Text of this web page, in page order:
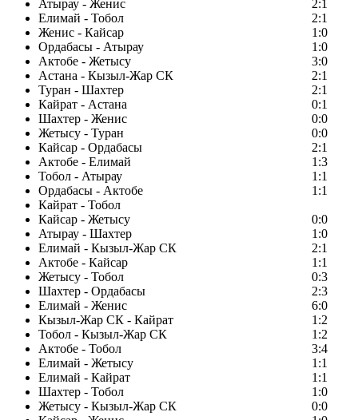
Атырау - Женис
2:1
Елимай - Тобол
2:1
Женис - Кайсар
1:0
Ордабасы - Атырау
1:0
Актобе - Жетысу
3:0
Астана - Кызыл-Жар СК
2:1
Туран - Шахтер
2:1
Кайрат - Астана
0:1
Шахтер - Женис
0:0
Жетысу - Туран
0:0
Кайсар - Ордабасы
2:1
Актобе - Елимай
1:3
Тобол - Атырау
1:1
Ордабасы - Актобе
1:1
Кайрат - Тобол
Кайсар - Жетысу
0:0
Атырау - Шахтер
1:0
Елимай - Кызыл-Жар СК
2:1
Актобе - Кайсар
1:1
Жетысу - Тобол
0:3
Шахтер - Ордабасы
2:3
Елимай - Женис
6:0
Кызыл-Жар СК - Кайрат
1:2
Тобол - Кызыл-Жар СК
1:2
Актобе - Тобол
3:4
Елимай - Жетысу
1:1
Елимай - Кайрат
1:1
Шахтер - Тобол
1:0
Жетысу - Кызыл-Жар СК
0:0